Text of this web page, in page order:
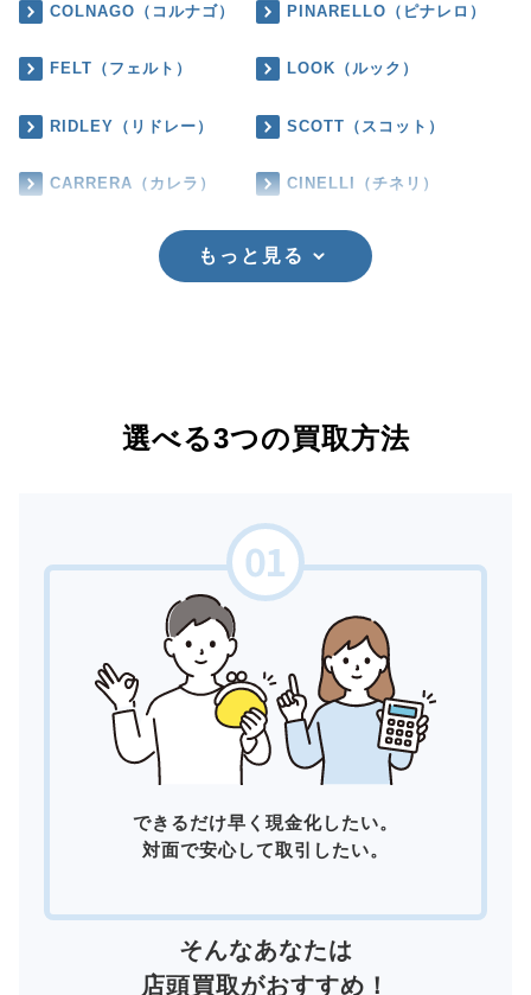
COLNAGO（コルナゴ） PINARELLO（ピナレロ）
FELT（フェルト） LOOK（ルック）
RIDLEY（リドレー） SCOTT（スコット）
CARRERA（カレラ） CINELLI（チネリ）
もっと見る
選べる3つの買取方法
できるだけ早く現金化したい。
対面で安心して取引したい。
そんなあなたは
店頭買取がおすすめ！